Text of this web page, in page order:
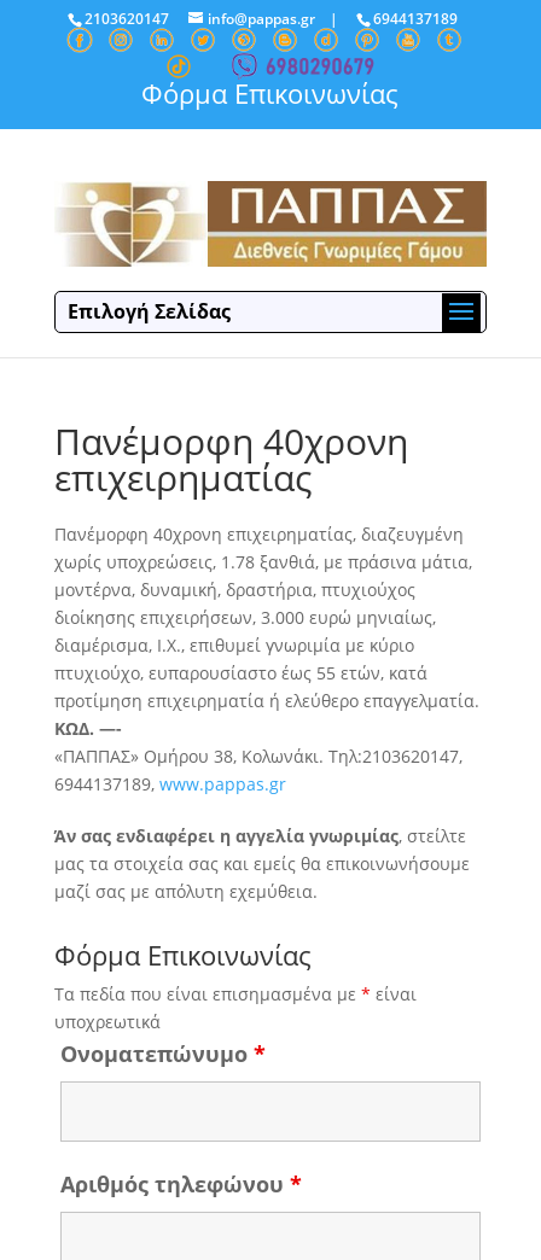
2103620147 info@pappas.gr| 6944137189
Φόρμα Επικοινωνίας
Επιλογή Σελίδας
Πανέμορφη 40χρονη
επιχειρηματίας
Πανέμορφη 40χρονη επιχειρηματίας, διαζευγμένη
χωρίς υποχρεώσεις, 1.78 ξανθιά, με πράσινα μάτια,
μοντέρνα, δυναμική, δραστήρια, πτυχιούχος
διοίκησης επιχειρήσεων, 3.000 ευρώ μηνιαίως,
διαμέρισμα, Ι.Χ., επιθυμείγνωριμία με κύριο
πτυχιούχο, ευπαρουσίαστο έως 55 ετών, κατά
προτίμηση επιχειρηματία ή ελεύθερο επαγγελματία.
ΚΩΔ. —-
«ΠΑΠΠΑΣ» Ομήρου 38, Κολωνάκι. Τηλ:2103620147,
6944137189, www.pappas.gr
Άν σας ενδιαφέρει η αγγελία γνωριμίας, στείλτε
μας τα στοιχεία σας και εμείς θα επικοινωνήσουμε
μαζί σας με απόλυτη εχεμύθεια.
Φόρμα Επικοινωνίας
Τα πεδία που είναι επισημασμένα με * είναι
υποχρεωτικά
Ονοματεπώνυμο *
Αριθμός τηλεφώνου *